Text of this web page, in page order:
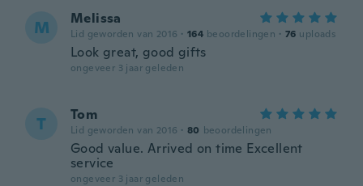
M Melissa
Lid geworden van 2016 · 164 beoordelingen · 76 uploads
Look great, good gifts
ongeveer 3 jaar geleden
T Tom
Lid geworden van 2016 · 80 beoordelingen
Good value. Arrived on time Excellent
service
ongeveer 3 jaar geleden